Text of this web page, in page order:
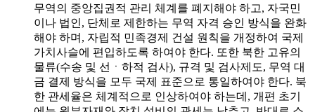
무역의 중앙집권적 관리 체계를 폐지해야 하고, 자국민
이나 법인, 단체로 제한하는 무역 자격 승인 방식을 완화
해야 하며, 자립적 민족경제 건설 원칙을 개정하여 국제
가치사슬에 편입하도록 하여야 한다. 또한 북한 고유의
물류(수송 및 선ㆍ하적 검사), 규격 및 검사제도, 무역 대
금 결제 방식을 모두 국제 표준으로 통일하여야 한다. 북
한 관세율은 체계적으로 인상하여야 하는데, 개편 초기